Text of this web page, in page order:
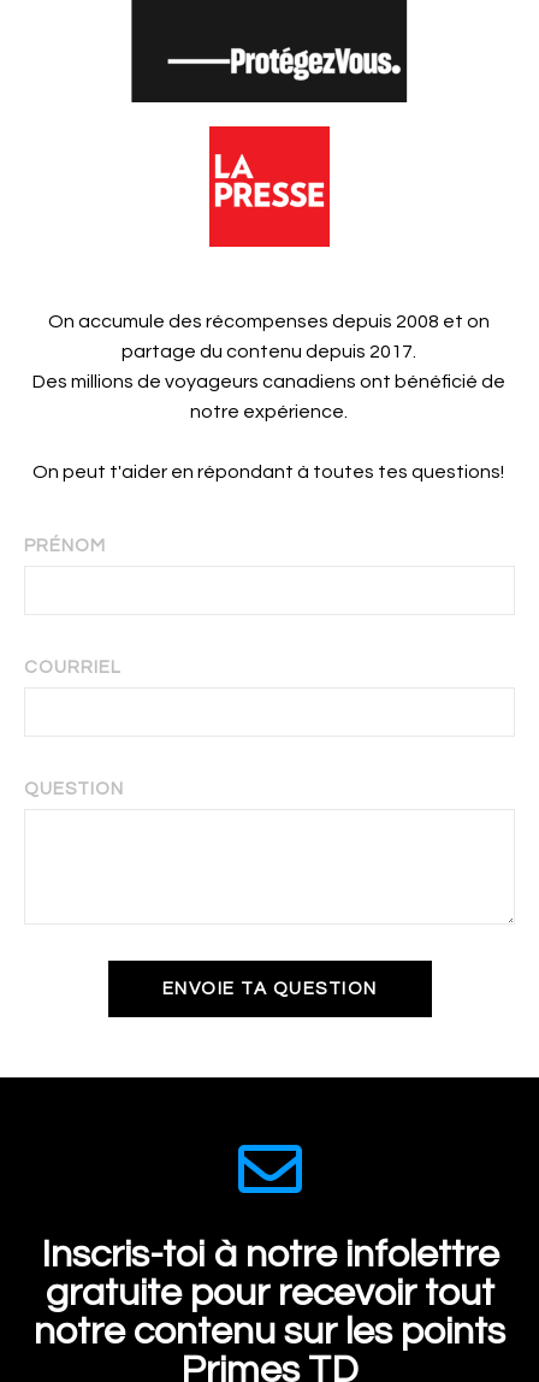
On accumule des récompenses depuis 2008 et on
partage du contenu depuis 2017.
Des millions de voyageurs canadiens ont bénéficié de
notre expérience.
On peut t'aider en répondant à toutes tes questions!
PRÉNOM
COURRIEL
QUESTION
ENVOIE TA QUESTION
Inscris-toi à notre infolettre
gratuite pour recevoir tout
notre contenu sur les points
Primes TD